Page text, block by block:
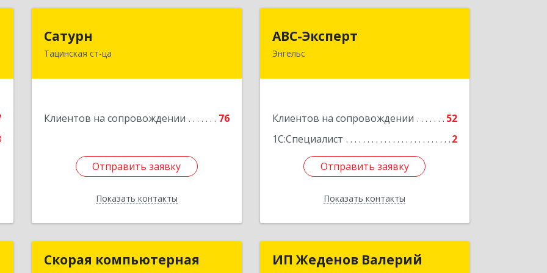
Сатурн
Тацинская ст-ца
Клиентов на сопровождении 76
Отправить заявку
Показать контакты
347060, Ростовская область,
Подробнее
Отправить заявку
Назад
АВС-Эксперт
Энгельс
Клиентов на сопровождении
52
1С:Специалист
2
Отправить заявку
Показать контакты
413105, Саратовская обл, Энгельс г,
Отправить заявку
Назад
Скорая компьютерная
Скорая компьютерная
ИП Жеденов Валерий
ИП Жеденов Валерий